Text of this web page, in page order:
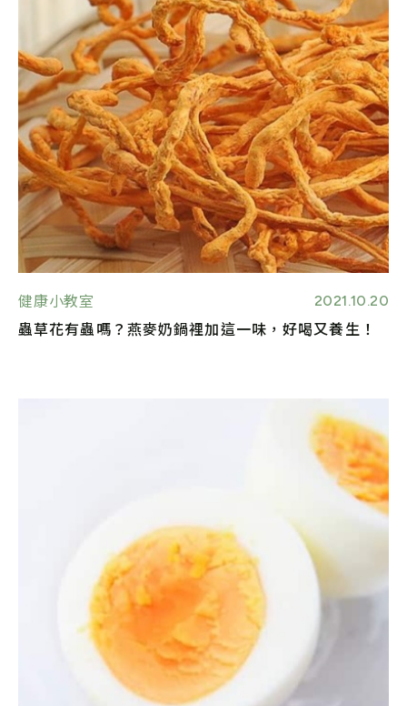
健康小教室
2021.10.20
蟲草花有蟲嗎？燕麥奶鍋裡加這一味，好喝又養生！